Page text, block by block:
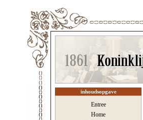
inhoudsopgave
Entree
Home